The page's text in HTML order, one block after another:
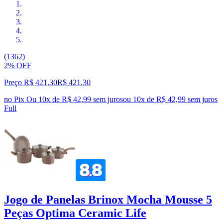
(1362)
2% OFF
Preço R$ 421,30R$ 421 ,30
no Pix Ou 10x de R$ 42,99 sem jurosou 10x de R$ 42,99 sem juros
Full
Jogo de Panelas Brinox Mocha Mousse 5
Peças Optima Ceramic Life